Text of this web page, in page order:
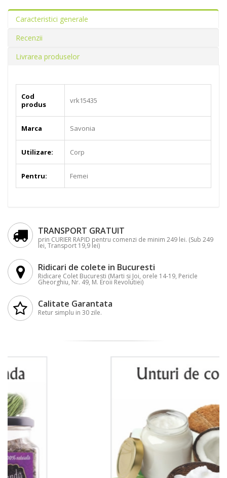
Caracteristici generale
Recenzii
Livrarea produselor
Cod
produs
vrk15435
Marca Savonia
Utilizare: Corp
Pentru: Femei
TRANSPORT GRATUIT
prin CURIER RAPID pentru comenzi de minim 249 lei. (Sub 249
lei, Transport 19,9 lei)
Ridicari de colete in Bucuresti
Ridicare Colet Bucuresti (Marti si Joi, orele 14-19, Pericle
Gheorghiu, Nr. 49, M. Eroii Revolutiei)
Calitate Garantata
Retur simplu in 30 zile.